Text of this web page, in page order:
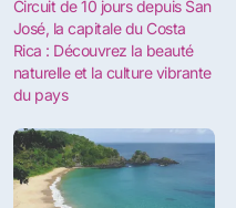
Circuit de 10 jours depuis San
José, la capitale du Costa
Rica : Découvrez la beauté
naturelle et la culture vibrante
du pays